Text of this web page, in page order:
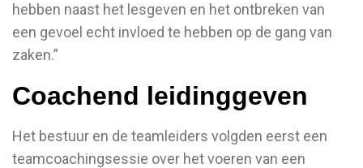
hebben naast het lesgeven en het ontbreken van
een gevoel echt invloed te hebben op de gang van
zaken.”
Coachend leidinggeven
Het bestuur en de teamleiders volgden eerst een
teamcoachingsessie over het voeren van een